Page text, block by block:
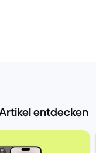
entdecken